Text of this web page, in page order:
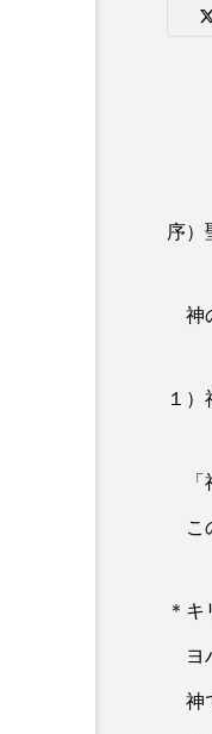
序）
神
１）
「
こ
＊キ
ヨ
神